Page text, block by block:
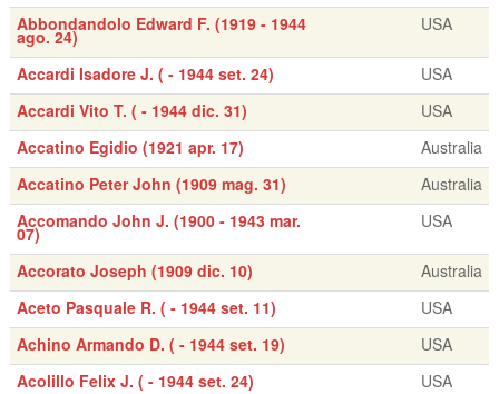
Abbondandolo Edward F. (1919 - 1944
ago. 24)
USA
Accardi Isadore J. ( - 1944 set. 24)
USA
Accardi Vito T. ( - 1944 dic. 31)
USA
Accatino Egidio (1921 apr. 17)
Australia
Accatino Peter John (1909 mag. 31)
Australia
Accomando John J. (1900 - 1943 mar.
07)
USA
Accorato Joseph (1909 dic. 10)
Australia
Aceto Pasquale R. ( - 1944 set. 11)
USA
Achino Armando D. ( - 1944 set. 19)
USA
Acolillo Felix J. ( - 1944 set. 24)
USA